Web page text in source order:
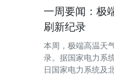
一周要闻：极
刷新纪录
本周，极端高温天
录。据国家电力系
日国家电力系统及